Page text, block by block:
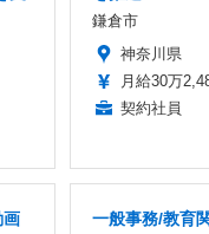
鎌倉市
神奈川県
月給30万
契約社員
画
一般事務/教育